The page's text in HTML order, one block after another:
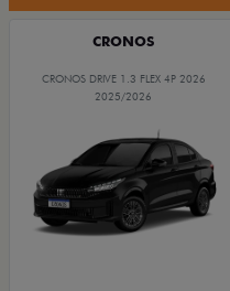
CRONOS
CRONOS DRIVE 1.3 FLEX 4P 2026
2025/2026